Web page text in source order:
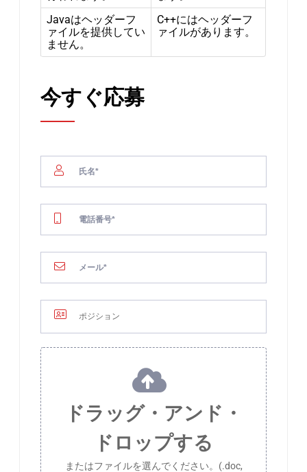
Javaはヘッダーフ
ァイルを提供してい
ません。
C++にはヘッダーフ
ァイルがあります。
今すぐ応募
ドラッグ・アンド・
ドロップする
またはファイルを選んでください。(.doc,